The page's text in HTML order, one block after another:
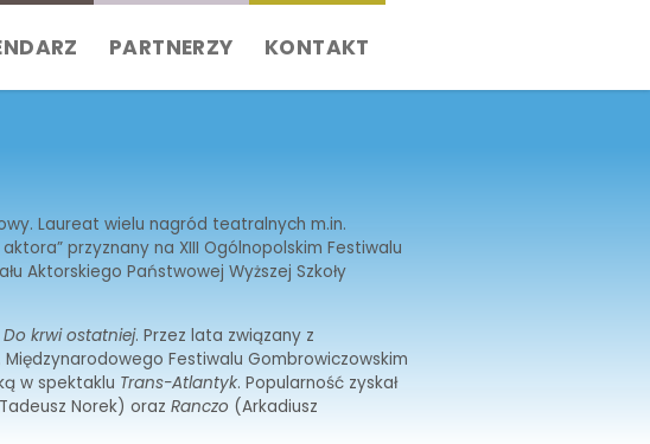
PARTNERZY KONTAKT
Laureat wielu nagród teatralnych m.in.
przyznany na XIII Ogólnopolskim Festiwalu
Aktorskiego Państwowej Wyższej Szkoły
Do krwi ostatniej. Przez lata związany z
Festiwalu Gombrowiczowskim
w spektaklu Trans-Atlantyk. Popularność zyskał
Norek) oraz Ranczo (Arkadiusz